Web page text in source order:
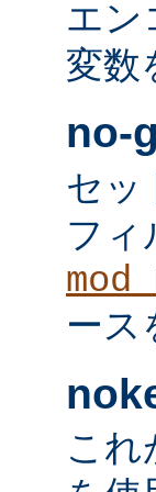
エン
変数
no-
セッ
フィ
ース
これ